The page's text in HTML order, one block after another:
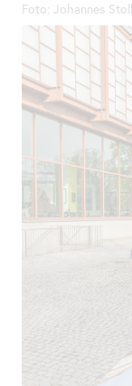
Foto: Johannes